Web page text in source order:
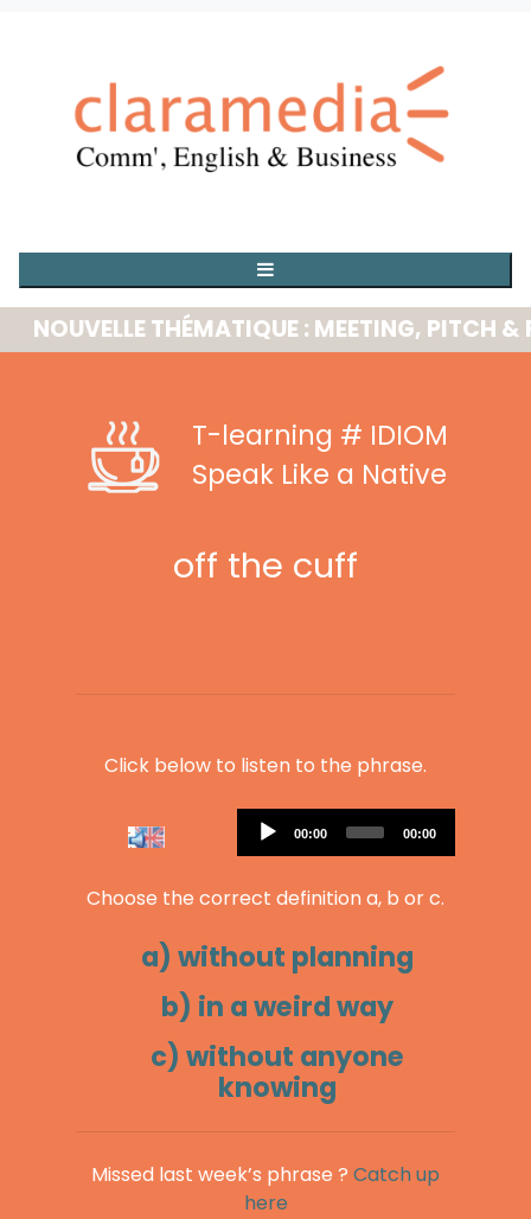
THÉMATIQUE : MEETING, PITCH &
T-learning # IDIOM
Speak Like a Native
off the cuff
Click below to listen to the phrase.
Audio
Player
Current
00:00
Total
00:00
Choose the correct definition a, b or c.
a) without planning
b) in a weird way
c) without anyone
knowing
Missed last week’s phrase ? Catch up
here